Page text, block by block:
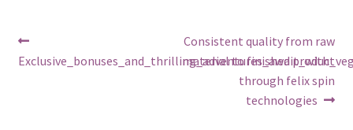
Navegação
deanterior:
Próximo
post:
Consistent quality from raw
material to finished product
through felix spin
technologies